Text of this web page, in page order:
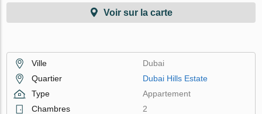
Voir sur la carte
Ville
Dubai
Quartier
Dubai Hills Estate
Type
Appartement
Chambres
2